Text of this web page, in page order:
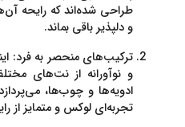
طراحی شده‌اند که رایحه
و دلپذیر باقی بماند.
ترکیب‌های منحصر به فرد:
و نوآورانه از نت‌های
ادویه‌ها و چوب‌ها،
تجربه‌ای لوکس و متمایز از